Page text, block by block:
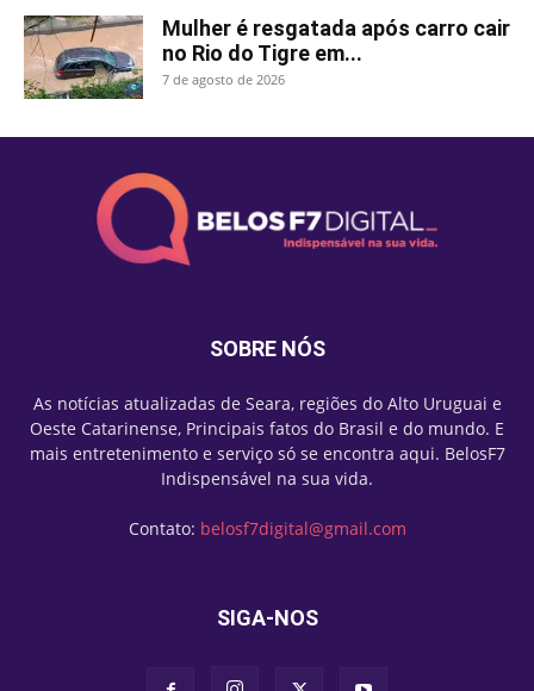
Mulher é resgatada após carro cair
no Rio do Tigre em...
7 de agosto de 2026
SOBRE NÓS
As notícias atualizadas de Seara, regiões do Alto Uruguai e
Oeste Catarinense, Principais fatos do Brasil e do mundo. E
mais entretenimento e serviço só se encontra aqui. BelosF7
Indispensável na sua vida.
Contato: belosf7digital@gmail.com
SIGA-NOS